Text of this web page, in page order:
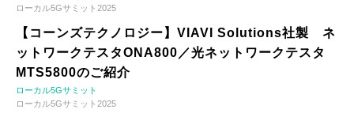
ローカル5Gサミット2025
【コーンズテクノロジー】VIAVI Solutions社製 ネ
ットワークテスタONA800／光ネットワークテスタ
MTS5800のご紹介
ローカル5Gサミット
ローカル5Gサミット2025